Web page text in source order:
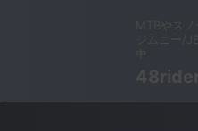
MTBやス
ジムニー/